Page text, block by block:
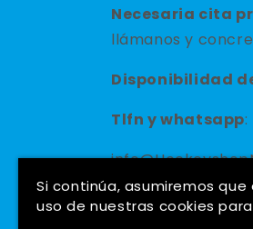
Necesaria cita
llámanos y
Disponibilidad
Tlfn ywhatsapp:
Si continúa, asumiremos
uso de nuestras cookies